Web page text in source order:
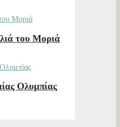
του Μοριά
Ολυμπίας